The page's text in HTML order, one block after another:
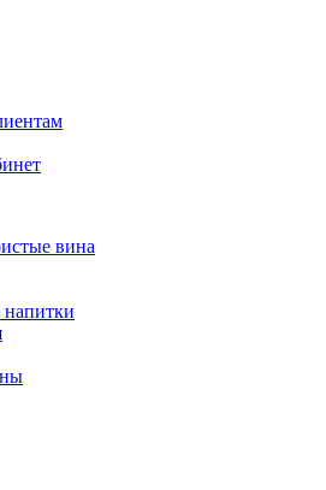
вина
напитки